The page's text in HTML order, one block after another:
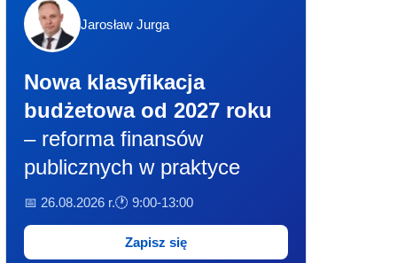
Jarosław Jurga
Nowa klasyfikacja
budżetowa od 2027 roku
– reforma finansów
publicznych w praktyce
📅 26.08.2026 r.🕐 9:00-13:00
Zapisz się